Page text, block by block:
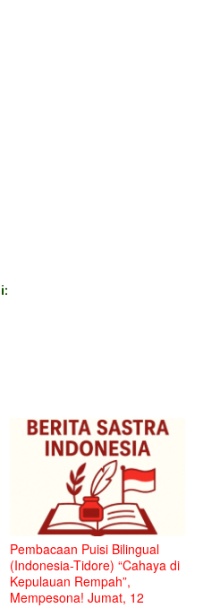
Pembacaan Puisi Bilingual
(Indonesia-Tidore) “Cahaya di
Kepulauan Rempah”,
Mempesona! Jumat, 12